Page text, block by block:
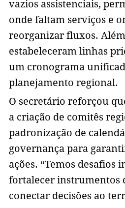
vazios assistenciais,
onde faltam serviços e
reorganizar fluxos.
estabeleceram linhas
um cronograma
planejamento regional.
O secretário reforçou
a criação de comitês
padronização de
governança para
ações. “Temos desafios
fortalecer instrumentos
conectar decisões ao